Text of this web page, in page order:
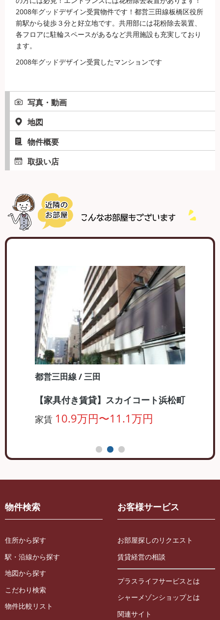
写真・動画
地図
物件概要
取扱い店
2008年グッドデザイン受賞物件です！都営三田線板橋区役所
前駅から徒歩３分と好立地です。共用部には花粉除去装置、
各フロアに駐輪スペースがあるなど共用施設も充実しており
ます。
2008年グッドデザイン受賞したマンションです
都営三田線 / 三田
【家具付き賃貸】スカイコート浜松町
家賃 10.9万円〜11.1万円
物件検索
住所から探す
駅・沿線から探す
地図から探す
こだわり検索
物件比較リスト
お客様サービス
お部屋探しのリクエスト
賃貸経営の相談
プラスライフサービスとは
シャーメゾンショップとは
関連サイト